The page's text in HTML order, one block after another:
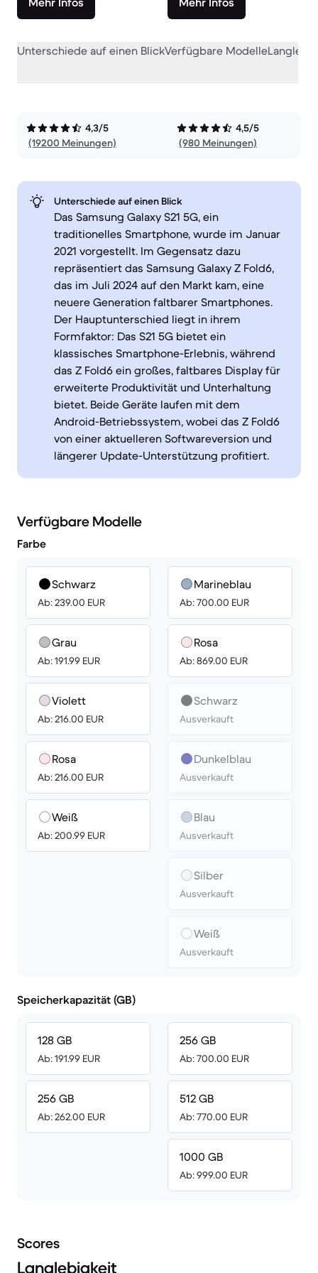
Unterschiede auf einen BlickVerfügbare Modelle
4,3/5
(19200 Meinungen)
4,5/5
(980 Meinungen)
Unterschiede auf einen Blick
Das Samsung Galaxy S21 5G, ein
traditionelles Smartphone, wurde im Januar
2021 vorgestellt. Im Gegensatz dazu
repräsentiert das Samsung Galaxy Z Fold6,
das im Juli 2024 auf den Markt kam, eine
neuere Generation faltbarer Smartphones.
Der Hauptunterschied liegt in ihrem
Formfaktor: Das S21 5G bietet ein
klassisches Smartphone-Erlebnis, während
das Z Fold6 ein großes, faltbares Display für
erweiterte Produktivität und Unterhaltung
bietet. Beide Geräte laufen mit dem
Android-Betriebssystem, wobei das Z Fold6
von einer aktuelleren Softwareversion und
längerer Update-Unterstützung profitiert.
Verfügbare Modelle
Farbe
Schwarz
Ab: 239.00 EUR
Grau
Ab: 191.99 EUR
Violett
Ab: 216.00 EUR
Rosa
Ab: 216.00 EUR
Weiß
Ab: 200.99 EUR
Marineblau
Ab: 700.00 EUR
Rosa
Ab: 869.00 EUR
Schwarz
Ausverkauft
Dunkelblau
Ausverkauft
Blau
Ausverkauft
Silber
Ausverkauft
Weiß
Ausverkauft
Speicherkapazität (GB)
128 GB
Ab: 191.99 EUR
256 GB
Ab: 262.00 EUR
256 GB
Ab: 700.00 EUR
512 GB
Ab: 770.00 EUR
1000 GB
Ab: 999.00 EUR
Scores
Langlebigkeit